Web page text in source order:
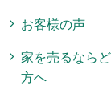
お客様の声
家を売るなら
方へ